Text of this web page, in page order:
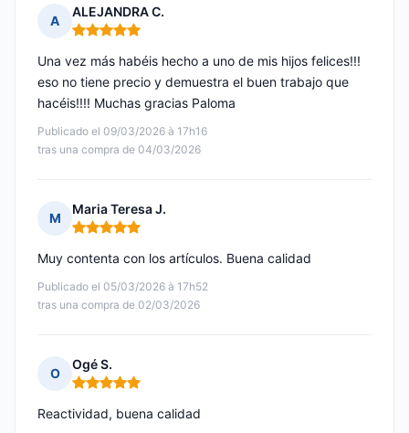
A
ALEJANDRA C.
Nota: 5 de 5
Publicado el 09/03/2026 à 17h16
tras una compra de 04/03/2026
Una vez más habéis hecho a uno de mis hijos felices!!!
eso no tiene precio y demuestra el buen trabajo que
hacéis!!!! Muchas gracias Paloma
M
Maria Teresa J.
Nota: 5 de 5
Publicado el 05/03/2026 à 17h52
tras una compra de 02/03/2026
Muy contenta con los artículos. Buena calidad
O
Ogé S.
Nota: 5 de 5
Reactividad, buena calidad